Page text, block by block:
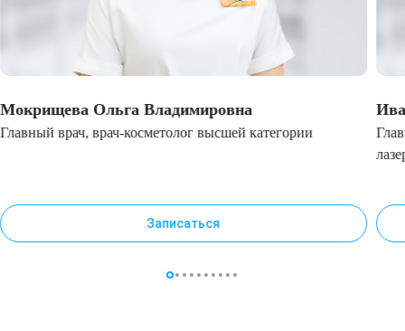
Мокрищева Ольга Владимировна
Главный врач, врач-косметолог высшей категории
Записаться